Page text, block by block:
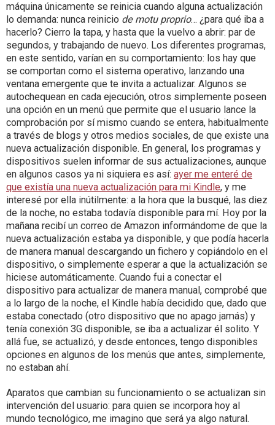
máquina únicamente se reinicia cuando alguna actualización
lo demanda: nunca reinicio de motu proprio… ¿para qué iba a
hacerlo? Cierro la tapa, y hasta que la vuelvo a abrir: par de
segundos, y trabajando de nuevo. Los diferentes programas,
en este sentido, varían en su comportamiento: los hay que
se comportan como el sistema operativo, lanzando una
ventana emergente que te invita a actualizar. Algunos se
autochequean en cada ejecución, otros simplemente poseen
una opción en un menú que permite que el usuario lance la
comprobación por sí mismo cuando se entera, habitualmente
a través de blogs y otros medios sociales, de que existe una
nueva actualización disponible. En general, los programas y
dispositivos suelen informar de sus actualizaciones, aunque
en algunos casos ya ni siquiera es así: ayer me enteré de
que existía una nueva actualización para mi Kindle, y me
interesé por ella inútilmente: a la hora que la busqué, las diez
de la noche, no estaba todavía disponible para mí. Hoy por la
mañana recibí un correo de Amazon informándome de que la
nueva actualización estaba ya disponible, y que podía hacerla
de manera manual descargando un fichero y copiándolo en el
dispositivo, o simplemente esperar a que la actualización se
hiciese automáticamente. Cuando fui a conectar el
dispositivo para actualizar de manera manual, comprobé que
a lo largo de la noche, el Kindle había decidido que, dado que
estaba conectado (otro dispositivo que no apago jamás) y
tenía conexión 3G disponible, se iba a actualizar él solito. Y
allá fue, se actualizó, y desde entonces, tengo disponibles
opciones en algunos de los menús que antes, simplemente,
no estaban ahí.
Aparatos que cambian su funcionamiento o se actualizan sin
intervención del usuario: para quien se incorpora hoy al
mundo tecnológico, me imagino que será ya algo natural.